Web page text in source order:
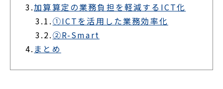
3.加算算定の業務負担を軽減するICT化
3.1.①ICTを活用した業務効率化
3.2.②R-Smart
4. まとめ